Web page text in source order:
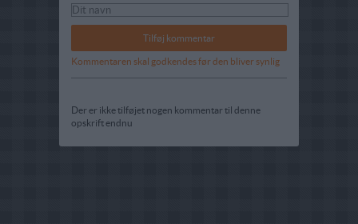
Kommentaren skal godkendes før den bliver synlig
Der er ikke tilføjet nogen kommentar til denne
opskrift endnu